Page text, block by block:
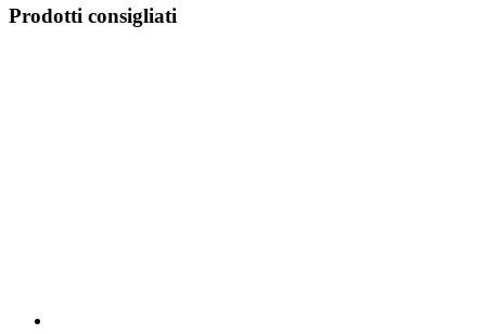
Prodotti consigliati